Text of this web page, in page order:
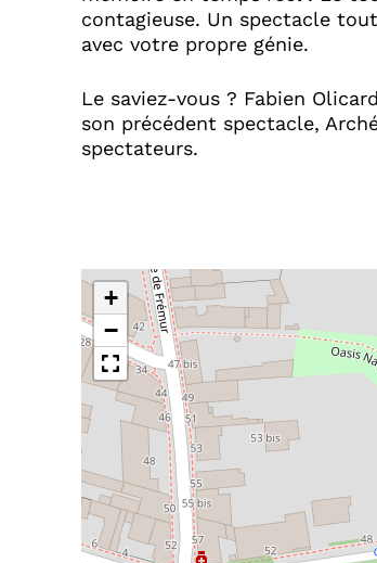
contagieuse. Un spectacle
avec votre propre génie.​
Le saviez-vous ? Fabien
son précédent spectacle,
spectateurs.​
+
−